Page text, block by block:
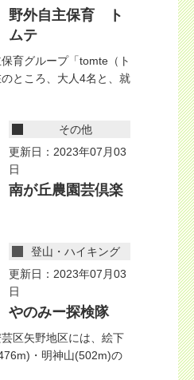
野外自主保育 ト
ムテ
育グループ「tomte（ト
ところ、大人4名と、就
その他
更新日：2023年07月03
日
南が丘農園芸倶楽
登山・ハイキング
更新日：2023年07月03
日
やのみー探検隊
区矢野地区には、絵下
・明神山(502m)の